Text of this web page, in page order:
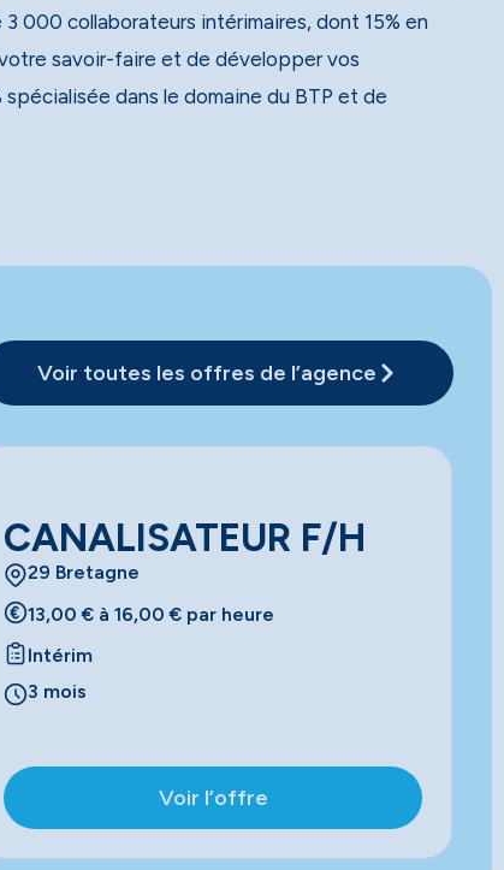
000 collaborateurs intérimaires, dont 15% en
savoir-faire et de développer vos
dans le domaine du BTP et de
Voir toutes les offres de l’agence
CANALISATEUR F/H
29 Bretagne
13,00 € à 16,00 € par heure
Intérim
3 mois
Voir l’offre